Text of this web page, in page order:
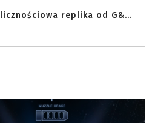
replika od G&...